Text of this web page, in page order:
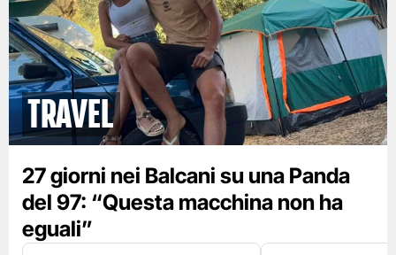
Travel
27 giorni nei Balcani su una Panda
del 97: “Questa macchina non ha
eguali”